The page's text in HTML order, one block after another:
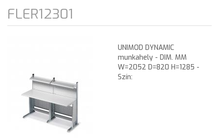
FLER12301
UNIMOD DYNAMIC
munkahely - DIM. MM
W=2052 D=820 H=1285 -
Szín: